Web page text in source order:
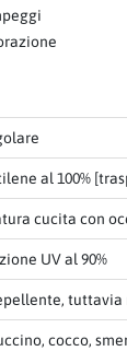
al 100%
cucita con
UV al 90%
tuttavia
cocco,